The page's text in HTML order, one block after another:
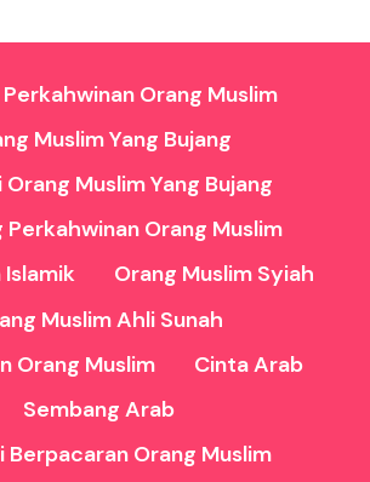
Orang Muslim
Muslim Yang Bujang
Muslim Yang Bujang
Perkahwinan Orang Muslim
Orang Muslim Syiah
Muslim Ahli Sunah
Orang Muslim
Cinta Arab
Sembang Arab
Berpacaran Orang Muslim